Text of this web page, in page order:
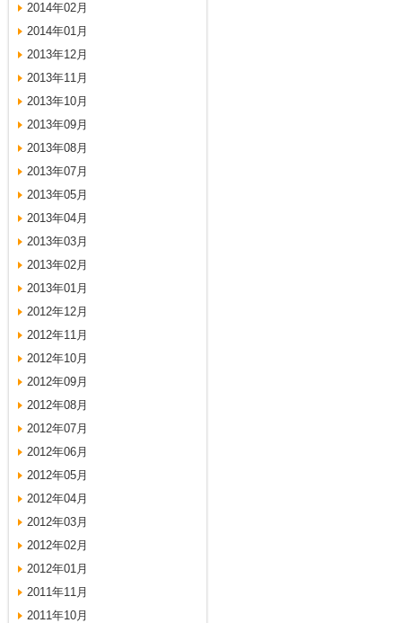
2014年02月
2014年01月
2013年12月
2013年11月
2013年10月
2013年09月
2013年08月
2013年07月
2013年05月
2013年04月
2013年03月
2013年02月
2013年01月
2012年12月
2012年11月
2012年10月
2012年09月
2012年08月
2012年07月
2012年06月
2012年05月
2012年04月
2012年03月
2012年02月
2012年01月
2011年11月
2011年10月